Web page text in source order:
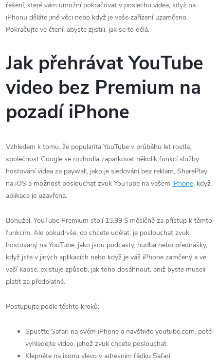
řešení, které vám umožní pokračovat v poslechu videa, když na
iPhonu děláte jiné věci nebo když je vaše zařízení uzamčeno.
Pokračujte ve čtení, abyste zjistili, jak se to dělá.
Jak přehrávat YouTube
video bez Premium na
pozadí iPhone
Vzhledem k tomu, že popularita YouTube v průběhu let rostla,
společnost Google se rozhodla zaparkovat několik funkcí služby
hostování videa za paywall, jako je sledování bez reklam, SharePlay
na iOS a možnost poslouchat zvuk YouTube na vašem iPhone, když
aplikace je uzavřena.
Bohužel, YouTube Premium stojí 13,99 $ měsíčně za přístup k těmto
funkcím. Ale pokud vše, co chcete udělat, je poslouchat zvuk
hostovaný na YouTube, jako jsou podcasty, hudba nebo přednášky,
když jste v jiných aplikacích nebo když je váš iPhone zamčený a ve
vaší kapse, existuje způsob, jak toho dosáhnout, aniž byste museli
platit za předplatné.
Postupujte podle těchto kroků:
Spusťte Safari na svém iPhone a navštivte youtube.com, poté
vyhledejte video, jehož zvuk chcete poslouchat.
Klepněte na ikonu vlevo v adresním řádku Safari.